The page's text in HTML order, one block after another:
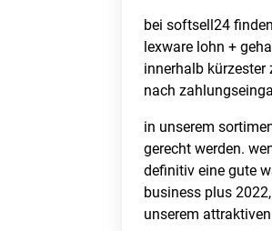
bei softsell24
lexware lohn +
innerhalb
nach
in unserem
gerecht werden.
definitiv eine gute
business plus
unserem